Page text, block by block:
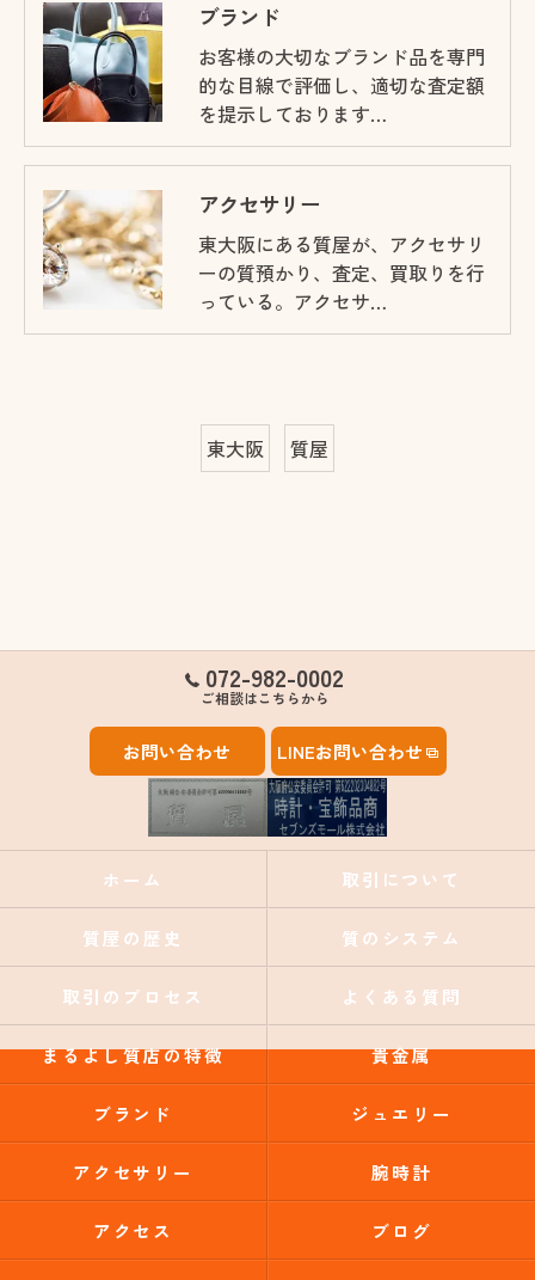
ブランド
お客様の大切なブランド品を専門
的な目線で評価し、適切な査定額
を提示しております…
アクセサリー
東大阪にある質屋が、アクセサリ
ーの質預かり、査定、買取りを行
っている。アクセサ…
東大阪 質屋
072-982-0002
ご相談はこちらから
お問い合わせ LINEお問い合わせ
ホーム 取引について
質屋の歴史 質のシステム
取引のプロセス よくある質問
まるよし質店の特徴 貴金属
ブランド ジュエリー
アクセサリー 腕時計
アクセス ブログ